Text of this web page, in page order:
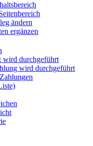
ändern
ergänzen
wird durchgeführt
wird durchgeführt